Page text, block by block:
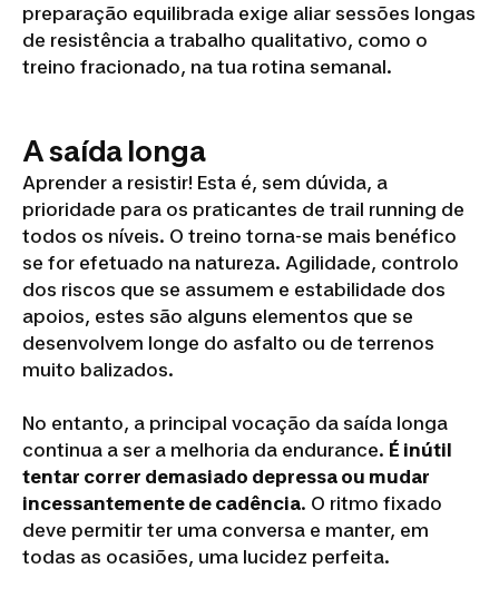
preparação equilibrada exige aliar sessões longas
de resistência a trabalho qualitativo, como o
treino fracionado, na tua rotina semanal.
A saída longa
Aprender a resistir! Esta é, sem dúvida, a
prioridade para os praticantes de trail running de
todos os níveis. O treino torna-se mais benéfico
se for efetuado na natureza. Agilidade, controlo
dos riscos que se assumem e estabilidade dos
apoios, estes são alguns elementos que se
desenvolvem longe do asfalto ou de terrenos
muito balizados.
No entanto, a principal vocação da saída longa
continua a ser a melhoria da endurance. É inútil
tentar correr demasiado depressa ou mudar
incessantemente de cadência. O ritmo fixado
deve permitir ter uma conversa e manter, em
todas as ocasiões, uma lucidez perfeita.